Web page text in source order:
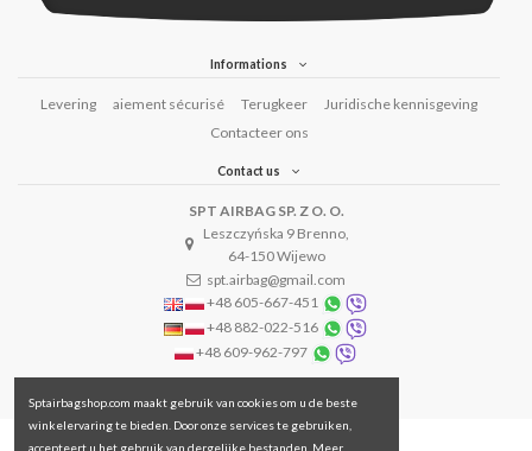
Informations
Levering aiement sécurisé Terugkeer
Juridische kennisgeving
Contacteer ons
Contact us
SPT AIRBAG SP. Z O. O.
Leszczyńska 9 Brenno,
64-150 Wijewo
spt.airbag@gmail.com
+48 605-667-451
+48 882-022-516
+48 609-962-797
Sptairbagshop.com maakt gebruik van cookies om u de beste
winkelervaring te bieden. Door onze services te gebruiken,
accepteert u het gebruik van dergelijke bestanden. Meer